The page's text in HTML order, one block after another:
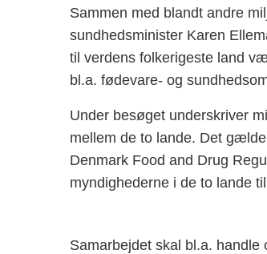
Sammen med blandt andre
sundhedsminister Karen
til verdens folkerigeste land
bl.a. fødevare- og
Under besøget underskriver
mellem de to lande. Det
Denmark Food and Drug
myndighederne i de to lande
Samarbejdet skal bl.a.